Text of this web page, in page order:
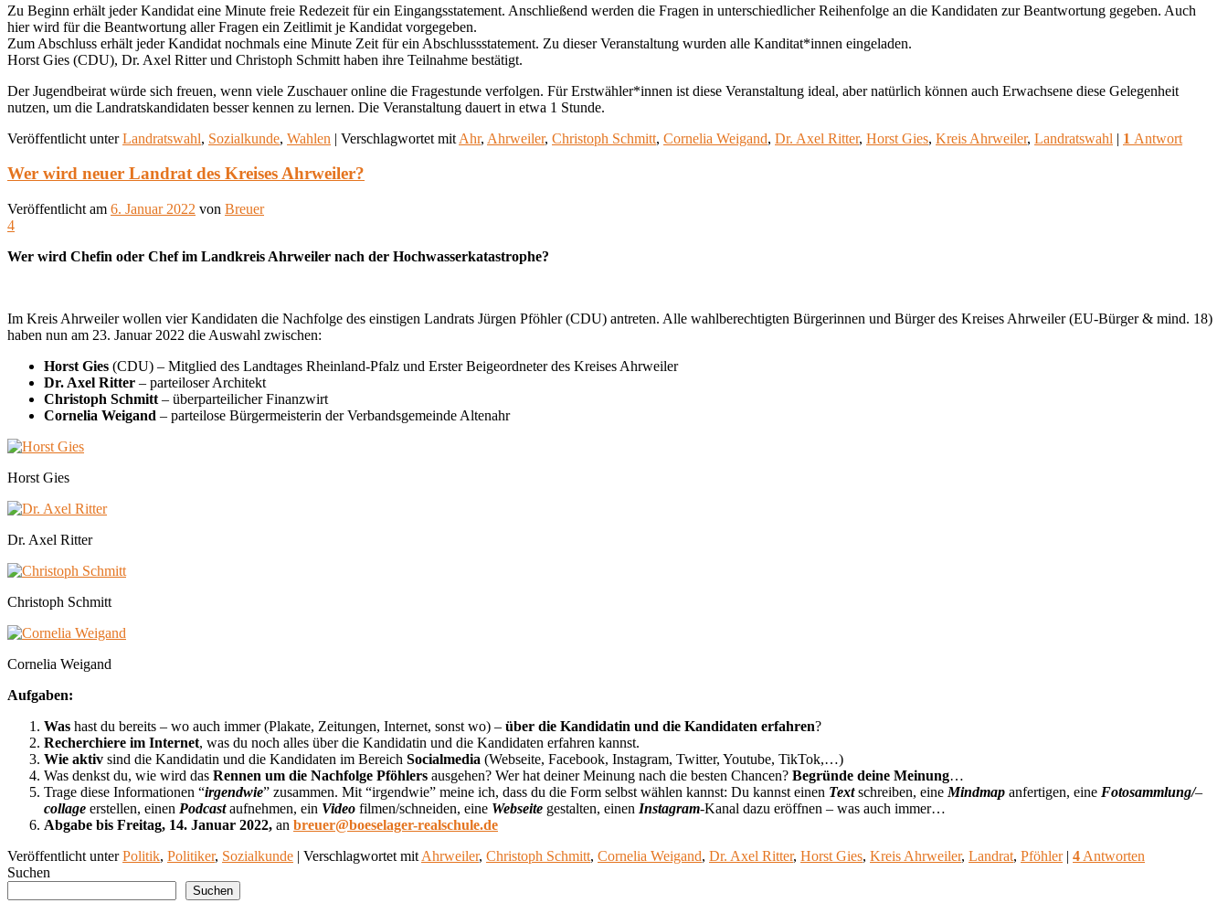
Zu Beginn erhält jeder Kandidat eine Minute freie Redezeit für ein Eingangsstatement. Anschließend werden die Fragen in unterschiedlicher Reihenfolge an die Kandidaten zur Beantwortung gegeben. Auch
hier wird für die Beantwortung aller Fragen ein Zeitlimit je Kandidat vorgegeben.
Zum Abschluss erhält jeder Kandidat nochmals eine Minute Zeit für ein Abschlussstatement. Zu dieser Veranstaltung wurden alle Kanditat*innen eingeladen.
Horst Gies (CDU), Dr. Axel Ritter und Christoph Schmitt haben ihre Teilnahme bestätigt.
Der Jugendbeirat würde sich freuen, wenn viele Zuschauer online die Fragestunde verfolgen. Für Erstwähler*innen ist diese Veranstaltung ideal, aber natürlich können auch Erwachsene diese Gelegenheit
nutzen, um die Landratskandidaten besser kennen zu lernen. Die Veranstaltung dauert in etwa 1 Stunde.
Veröffentlicht unter Landratswahl, Sozialkunde, Wahlen | Verschlagwortet mit Ahr, Ahrweiler, Christoph Schmitt, Cornelia Weigand, Dr. Axel Ritter, Horst Gies, Kreis Ahrweiler, Landratswahl | 1 Antwort
Wer wird neuer Landrat des Kreises Ahrweiler?
Veröffentlicht am 6. Januar 2022 von Breuer
4
Wer wird Chefin oder Chef im Landkreis Ahrweiler nach der Hochwasserkatastrophe?
Im Kreis Ahrweiler wollen vier Kandidaten die Nachfolge des einstigen Landrats Jürgen Pföhler (CDU) antreten. Alle wahlberechtigten Bürgerinnen und Bürger des Kreises Ahrweiler (EU-Bürger & mind. 18)
haben nun am 23. Januar 2022 die Auswahl zwischen:
Horst Gies (CDU) – Mitglied des Landtages Rheinland-Pfalz und Erster Beigeordneter des Kreises Ahrweiler
Dr. Axel Ritter – parteiloser Architekt
Christoph Schmitt – überparteilicher Finanzwirt
Cornelia Weigand – parteilose Bürgermeisterin der Verbandsgemeinde Altenahr
Horst Gies
Dr. Axel Ritter
Christoph Schmitt
Cornelia Weigand
Aufgaben:
Was hast du bereits – wo auch immer (Plakate, Zeitungen, Internet, sonst wo) – über die Kandidatin und die Kandidaten erfahren?
Recherchiere im Internet, was du noch alles über die Kandidatin und die Kandidaten erfahren kannst.
Wie aktiv sind die Kandidatin und die Kandidaten im Bereich Socialmedia (Webseite, Facebook, Instagram, Twitter, Youtube, TikTok,…)
Was denkst du, wie wird das Rennen um die Nachfolge Pföhlers ausgehen? Wer hat deiner Meinung nach die besten Chancen? Begründe deine Meinung…
Trage diese Informationen “irgendwie” zusammen. Mit “irgendwie” meine ich, dass du die Form selbst wählen kannst: Du kannst einen Textschreiben, eine Mindmap anfertigen, eine Fotosammlung/–
collage erstellen, einen Podcastaufnehmen, ein Video filmen/schneiden, eine Webseite gestalten, einen Instagram-Kanal dazu eröffnen – was auch immer…
Abgabe bis Freitag, 14. Januar 2022, an breuer@boeselager-realschule.de
Veröffentlicht unter Politik, Politiker, Sozialkunde | Verschlagwortet mit Ahrweiler, Christoph Schmitt, Cornelia Weigand, Dr. Axel Ritter, Horst Gies, Kreis Ahrweiler, Landrat, Pföhler | 4 Antworten
Suchen
Suchen